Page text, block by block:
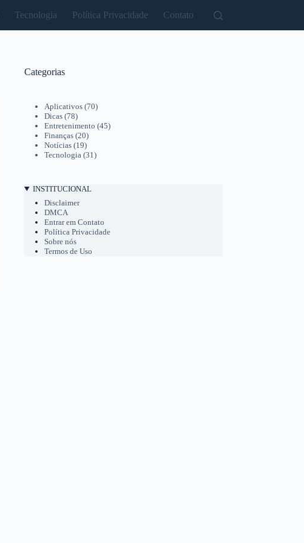
Tecnologia Política Privacidade Contato
Categorias
Aplicativos(70)
Dicas(78)
Entretenimento (45)
Finanças(20)
Notícias(19)
Tecnologia(31)
INSTITUCIONAL
Disclaimer
DMCA
Entrar em Contato
Política Privacidade
Sobre nós
Termos de Uso